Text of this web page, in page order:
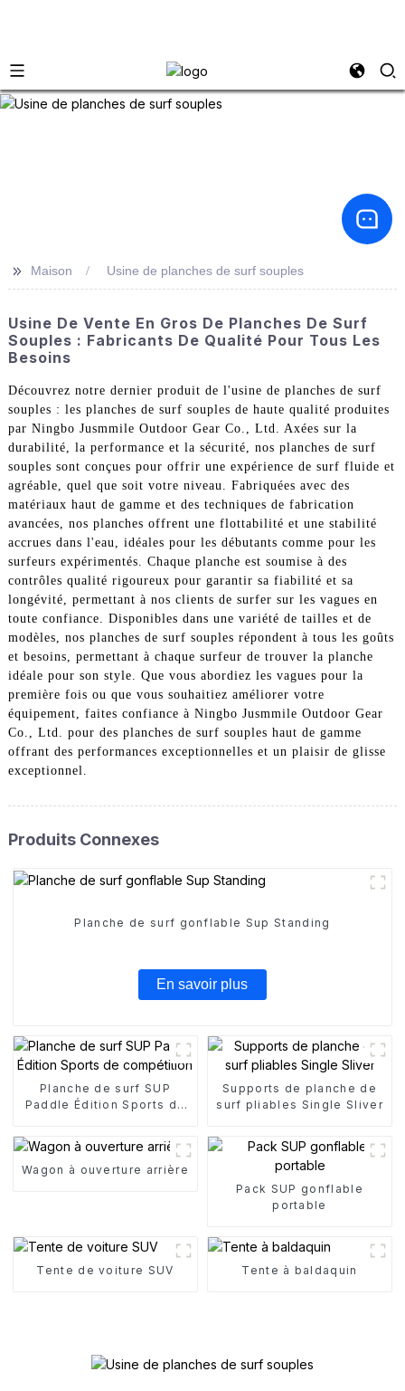
>> Maison Usine de planches de surf souples
Usine De Vente En Gros De Planches De Surf
Souples : Fabricants De Qualité Pour Tous Les
Besoins
Découvrez notre dernier produit de l'usine de planches de surf
souples : les planches de surf souples de haute qualité produites
par Ningbo Jusmmile Outdoor Gear Co., Ltd. Axées sur la
durabilité, la performance et la sécurité, nos planches de surf
souples sont conçues pour offrir une expérience de surf fluide et
agréable, quel que soit votre niveau. Fabriquées avec des
matériaux haut de gamme et des techniques de fabrication
avancées, nos planches offrent une flottabilité et une stabilité
accrues dans l'eau, idéales pour les débutants comme pour les
surfeurs expérimentés. Chaque planche est soumise à des
contrôles qualité rigoureux pour garantir sa fiabilité et sa
longévité, permettant à nos clients de surfer sur les vagues en
toute confiance. Disponibles dans une variété de tailles et de
modèles, nos planches de surf souples répondent à tous les goûts
et besoins, permettant à chaque surfeur de trouver la planche
idéale pour son style. Que vous abordiez les vagues pour la
première fois ou que vous souhaitiez améliorer votre
équipement, faites confiance à Ningbo Jusmmile Outdoor Gear
Co., Ltd. pour des planches de surf souples haut de gamme
offrant des performances exceptionnelles et un plaisir de glisse
exceptionnel.
Produits Connexes
Planche de surf gonflable Sup Standing
En savoir plus
Planche de surf SUP
Paddle Édition Sports de
Supports de planche de
surf pliables Single Sliver
Wagon à ouverture arrière
Pack SUP gonflable
portable
Tente de voiture SUV Tente à baldaquin